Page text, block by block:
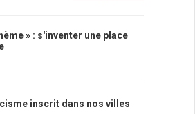
» : s'inventer une place
inscrit dans nos villes